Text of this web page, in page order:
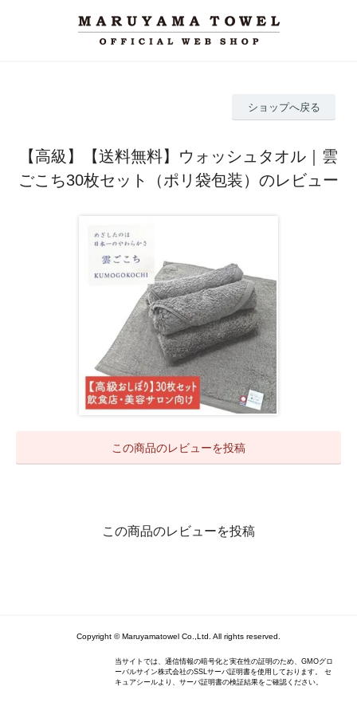
ショップへ戻る
【高級】【送料無料】ウォッシュタオル｜雲
ごこち30枚セット（ポリ袋包装）のレビュー
この商品のレビューを投稿
この商品のレビューを投稿
Copyright © Maruyamatowel Co.,Ltd. All rights reserved.
当サイトでは、通信情報の暗号化と実在性の証明のため、GMOグロ
ーバルサイン株式会社のSSLサーバ証明書を使用しております。 セ
キュアシールより、サーバ証明書の検証結果をご確認ください。